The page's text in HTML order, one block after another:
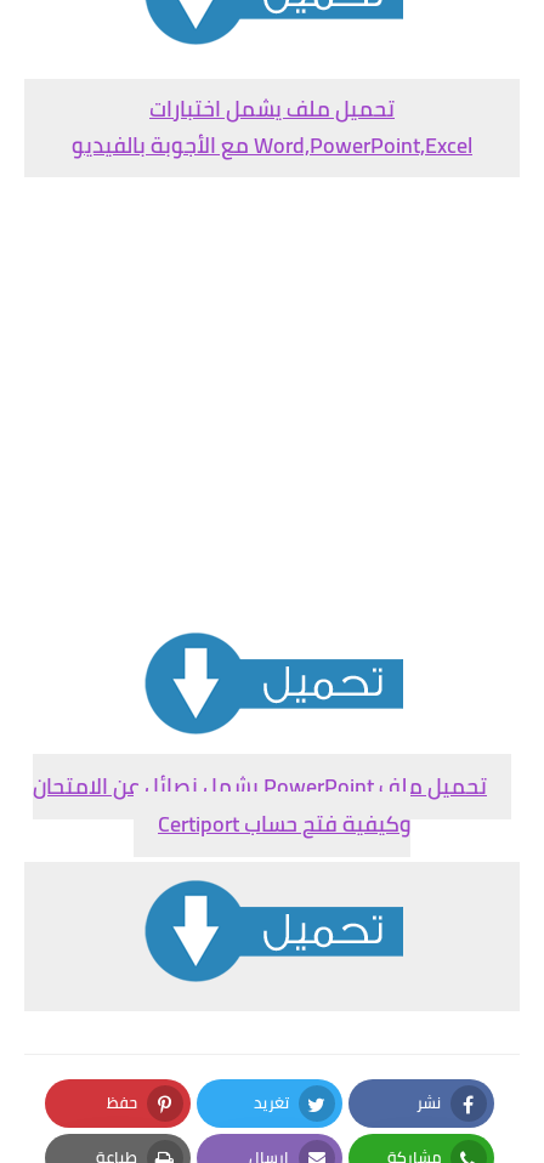
تحميل ملف يشمل اختبارات
Word,PowerPoint,Excel مع الأجوبة بالفيديو
تحميل ملف
PowerPoint يشمل نصائل عن الامتحان
وكيفية فتح حساب Certiport
نشر
Facebook
تغريد
Twitter
حفظ
Pinterest
مشاركة إرسال طباعة